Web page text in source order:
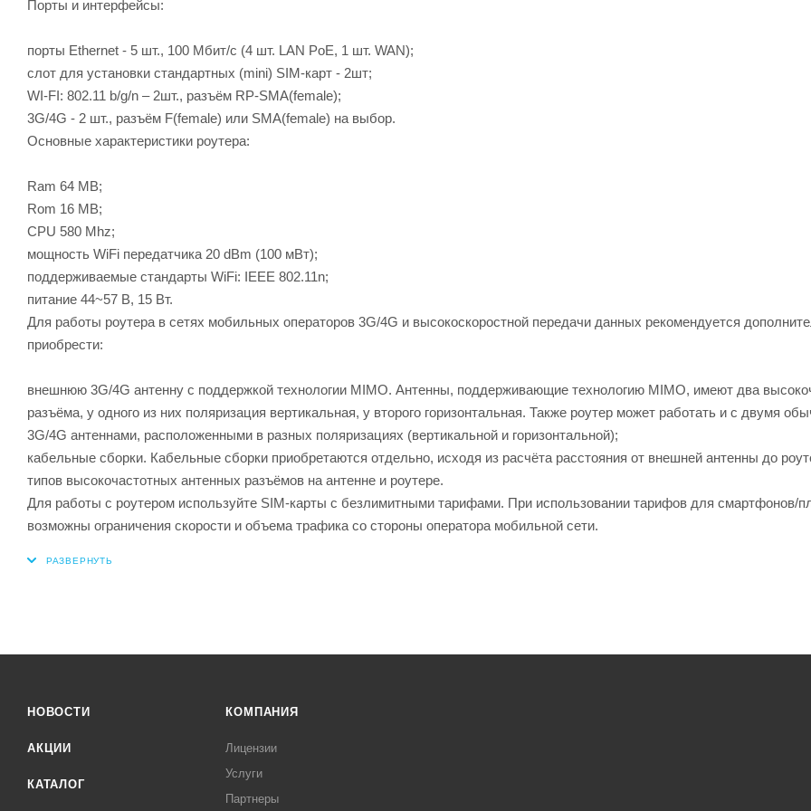
Порты и интерфейсы:
порты Ethernet - 5 шт., 100 Мбит/с (4 шт. LAN PoE, 1 шт. WAN);
слот для установки стандартных (mini) SIM-карт - 2шт;
WI-FI: 802.11 b/g/n – 2шт., разъём RP-SMA(female);
3G/4G - 2 шт., разъём F(female) или SMA(female) на выбор.
Основные характеристики роутера:
Ram 64 MB;
Rom 16 MB;
CPU 580 Mhz;
мощность WiFi передатчика 20 dBm (100 мВт);
поддерживаемые стандарты WiFi: IEEE 802.11n;
питание 44~57 В, 15 Вт.
Для работы роутера в сетях мобильных операторов 3G/4G и высокоскоростной передачи данных рекомендуется
приобрести:
внешнюю 3G/4G антенну с поддержкой технологии MIMO. Антенны, поддерживающие технологию MIMO, имеют два
разъёма, у одного из них поляризация вертикальная, у второго горизонтальная. Также роутер может работать и с двумя
3G/4G антеннами, расположенными в разных поляризациях (вертикальной и горизонтальной);
кабельные сборки. Кабельные сборки приобретаются отдельно, исходя из расчёта расстояния от внешней антенны до
типов высокочастотных антенных разъёмов на антенне и роутере.
Для работы с роутером используйте SIM-карты с безлимитными тарифами. При использовании тарифов для смартфонов/
возможны ограничения скорости и объема трафика со стороны оператора мобильной сети.
НОВОСТИ
АКЦИИ
КАТАЛОГ
КОМПАНИЯ
Лицензии
Услуги
Партнеры